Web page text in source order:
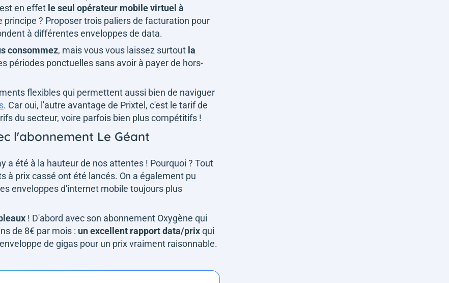
en effet le seul opérateur mobile virtuel à
principe ? Proposer trois paliers de facturation pour
à différentes enveloppes de data.
consommez, mais vous vous laissez surtout la
périodes ponctuelles sans avoir à payer de hors-
flexibles qui permettent aussi bien de naviguer
. Car oui, l'autre avantage de Prixtel, c'est le tarif de
du secteur, voire parfois bien plus compétitifs !
l'abonnement Le Géant
a été à la hauteur de nos attentes ! Pourquoi ? Tout
à prix cassé ont été lancés. On a également pu
enveloppes d'internet mobile toujours plus
! D'abord avec son abonnement Oxygène qui
de 8€ par mois : un excellent rapport data/prixqui
de gigas pour un prix vraiment raisonnable.